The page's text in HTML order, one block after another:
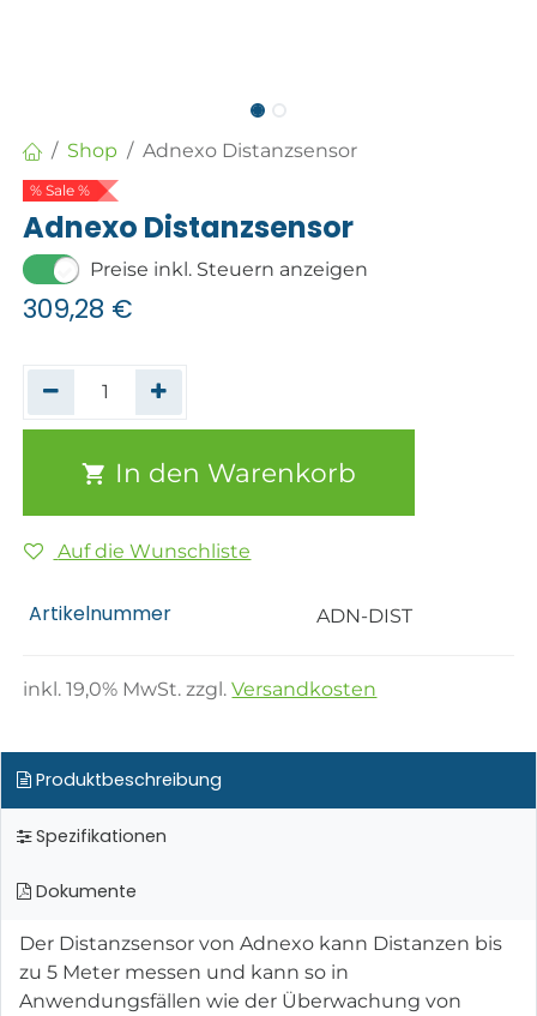
Shop Adnexo Distanzsensor
% Sale %
Adnexo Distanzsensor
Preise inkl. Steuern anzeigen
309,28 €
In den Warenkorb
Auf die Wunschliste
Artikelnummer ADN-DIST
inkl.19,0% MwSt. zzgl.Versandkosten
Produktbeschreibung
Spezifikationen
Dokumente
Der Distanzsensor von Adnexo kann Distanzen bis
zu 5 Meter messen und kann so in
Anwendungsfällen wie der Überwachung von